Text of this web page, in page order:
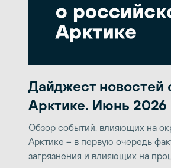
Дайджест новостей
Арктике. Июнь 2026
Обзор событий, влияющих на
Арктике – в первую очередь
загрязнения и влияющих на